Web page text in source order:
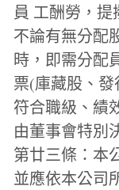
員 工酬勞，提
不論有無分配
時，即需分配
票(庫藏股、
符合職級、績
由董事會特別
第廿三條：本
並應依本公司